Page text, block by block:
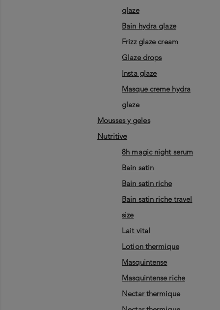
glaze
bain hydra glaze
frizz glaze cream
glaze drops
insta glaze
masque creme hydra
glaze
mousses y geles
nutritive
8h magic night serum
bain satin
bain satin riche
bain satin riche travel
size
lait vital
lotion thermique
masquintense
masquintense riche
nectar thermique